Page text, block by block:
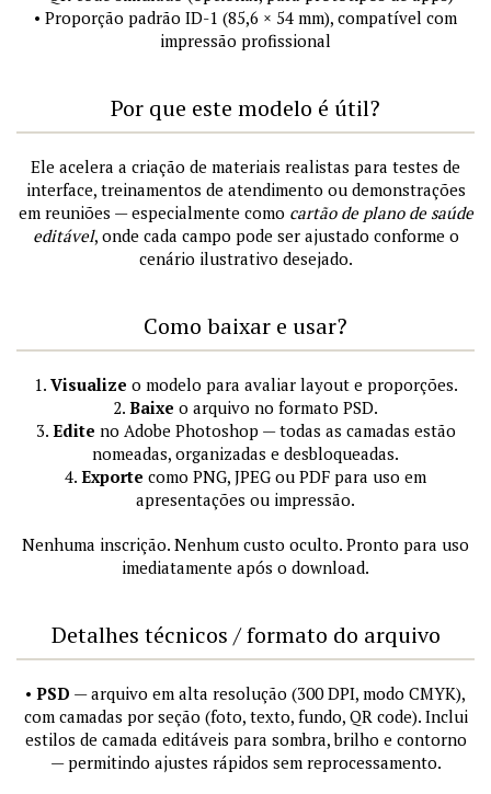
• Proporção padrão ID-1 (85,6 × 54 mm), compatível com
impressão profissional
Por que este modelo é útil?
Ele acelera a criação de materiais realistas para testes de
interface, treinamentos de atendimento ou demonstrações
em reuniões — especialmente como cartão de plano de saúde
editável, onde cada campo pode ser ajustado conforme o
cenário ilustrativo desejado.
Como baixar e usar?
1. Visualize o modelo para avaliar layout e proporções.
2. Baixe o arquivo no formato PSD.
3. Edite no Adobe Photoshop — todas as camadas estão
nomeadas, organizadas e desbloqueadas.
4. Exporte como PNG, JPEG ou PDF para uso em
apresentações ou impressão.
Nenhuma inscrição. Nenhum custo oculto. Pronto para uso
imediatamente após o download.
Detalhes técnicos / formato do arquivo
• PSD — arquivo em alta resolução (300 DPI, modo CMYK),
com camadas por seção (foto, texto, fundo, QR code). Inclui
estilos de camada editáveis para sombra, brilho e contorno
— permitindo ajustes rápidos sem reprocessamento.